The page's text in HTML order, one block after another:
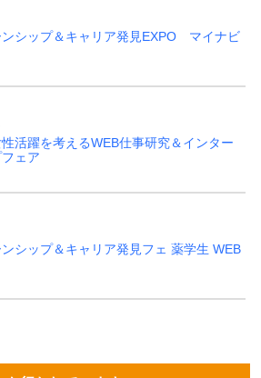
ンシップ＆キャリア発見EXPO マイナビ
活躍を考えるWEB仕事研究＆インター
ェア
シップ＆キャリア発見フェ 薬学生 WEB